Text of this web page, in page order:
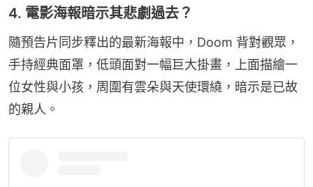
4. 電影海報暗示其悲劇過去？
隨預告片同步釋出的最新海報中，Doom 背對觀眾，
手持經典面罩，低頭面對一幅巨大掛畫，上面描繪一
位女性與小孩，周圍有雲朵與天使環繞，暗示是已故
的親人。